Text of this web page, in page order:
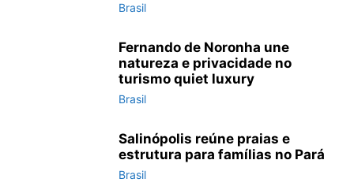
Brasil
Fernando de Noronha une
natureza e privacidade no
turismo quiet luxury
Brasil
Salinópolis reúne praias e
estrutura para famílias no Pará
Brasil